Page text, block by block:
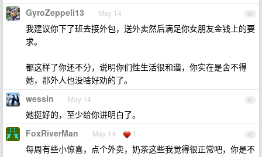
40
GyroZeppeli13 May 14
我建议你下了班去接外包，送外卖然后满足你女朋友金钱上的要
求。
都这样了你还不分，说明你们性生活很和谐，你实在是舍不得
她，那外人也没啥好劝的了。
41
wessin May 14
她挺好的，至少给你讲明白了。
42
FoxRiverMan May 14 1
每周有些小惊喜，点个外卖，奶茶这些我觉得很正常吧，你是不